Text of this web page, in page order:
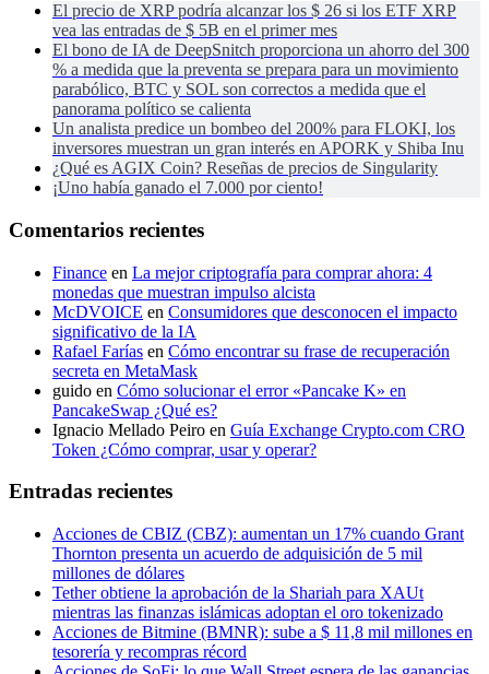
El precio de XRP podría alcanzar los $ 26 si los ETF XRP
vea las entradas de $ 5B en el primer mes
El bono de IA de DeepSnitch proporciona un ahorro del 300
% a medida que la preventa se prepara para un movimiento
parabólico, BTC y SOL son correctos a medida que el
panorama político se calienta
Un analista predice un bombeo del 200% para FLOKI, los
inversores muestran un gran interés en APORK y Shiba Inu
¿Qué es AGIX Coin? Reseñas de precios de Singularity
¡Uno había ganado el 7.000 por ciento!
Comentarios recientes
Finance en La mejor criptografía para comprar ahora: 4
monedas que muestran impulso alcista
McDVOICE en Consumidores que desconocen el impacto
significativo de la IA
Rafael Farías en Cómo encontrar su frase de recuperación
secreta en MetaMask
guido en Cómo solucionar el error «Pancake K» en
PancakeSwap ¿Qué es?
Ignacio Mellado Peiro en Guía Exchange Crypto.com CRO
Token ¿Cómo comprar, usar y operar?
Entradas recientes
Acciones de CBIZ (CBZ): aumentan un 17% cuando Grant
Thornton presenta un acuerdo de adquisición de 5 mil
millones de dólares
Tether obtiene la aprobación de la Shariah para XAUt
mientras las finanzas islámicas adoptan el oro tokenizado
Acciones de Bitmine (BMNR): sube a $ 11,8 mil millones en
tesorería y recompras récord